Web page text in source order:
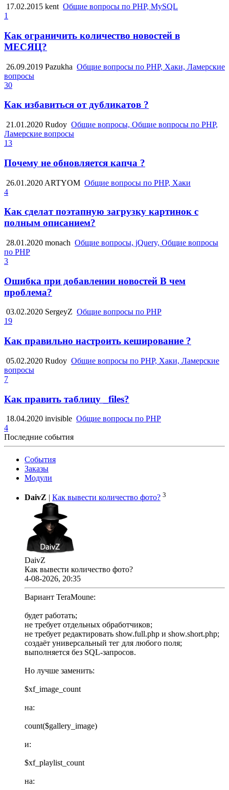
17.02.2015 kent Общие вопросы по PHP, MySQL
1
Как ограничить количество новостей в
МЕСЯЦ?
26.09.2019 Pazukha Общие вопросы по PHP, Хаки, Ламерские
вопросы
30
Как избавиться от дубликатов ?
21.01.2020 Rudoy Общие вопросы, Общие вопросы по PHP,
Ламерские вопросы
13
Почему не обновляется капча ?
26.01.2020 ARTYOM Общие вопросы по PHP, Хаки
4
Как сделат поэтапную загрузку картинок с
полным описанием?
28.01.2020 monach Общие вопросы, jQuery, Общие вопросы
по PHP
3
Ошибка при добавлении новостей В чем
проблема?
03.02.2020 SergeyZ Общие вопросы по PHP
19
Как правильно настроить кеширование ?
05.02.2020 Rudoy Общие вопросы по PHP, Хаки, Ламерские
вопросы
7
Как править таблицу _files?
18.04.2020 invisible Общие вопросы по PHP
4
Последние события
События
Заказы
Модули
DaivZ Как вывести количество фото? 3
DaivZ
Как вывести количество фото?
4-08-2026, 20:35
Вариант TeraMoune:
будет работать;
не требует отдельных обработчиков;
не требует редактировать show.full.php и show.short.php;
создаёт универсальный тег для любого поля;
выполняется без SQL-запросов.
Но лучше заменить:
$xf_image_count
на:
count($gallery_image)
и:
$xf_playlist_count
на: